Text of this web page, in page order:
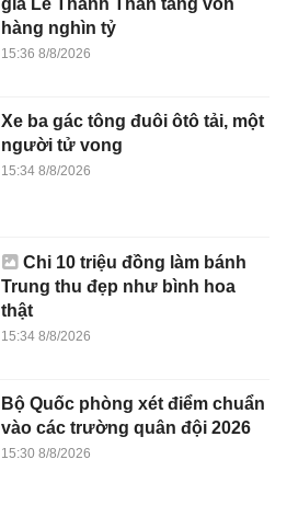
gia Lê Thanh Thản tăng vốn
hàng nghìn tỷ
15:36 8/8/2026
Xe ba gác tông đuôi ôtô tải, một
người tử vong
15:34 8/8/2026
Chi 10 triệu đồng làm bánh
Trung thu đẹp như bình hoa
thật
15:34 8/8/2026
Bộ Quốc phòng xét điểm chuẩn
vào các trường quân đội 2026
15:30 8/8/2026